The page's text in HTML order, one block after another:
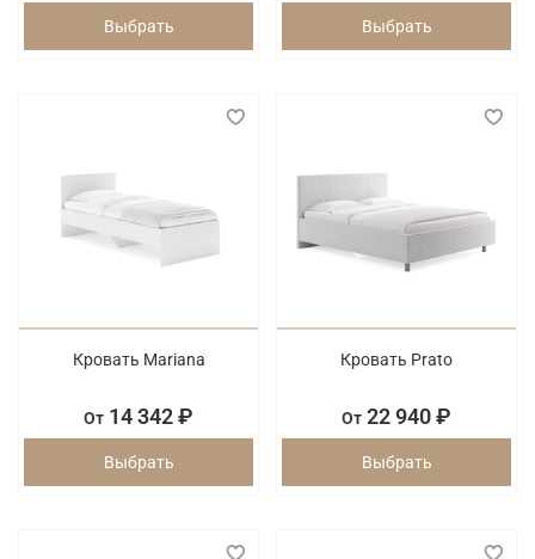
Выбрать Выбрать
Кровать Mariana
От 14 342 ₽
Выбрать
Кровать Prato
От 22 940 ₽
Выбрать